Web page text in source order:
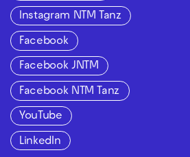
Instagram NTM Tanz
Facebook
Facebook JNTM
Facebook NTM Tanz
YouTube
LinkedIn